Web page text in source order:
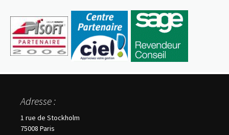
Adresse :
1 rue de Stockholm
75008 Paris